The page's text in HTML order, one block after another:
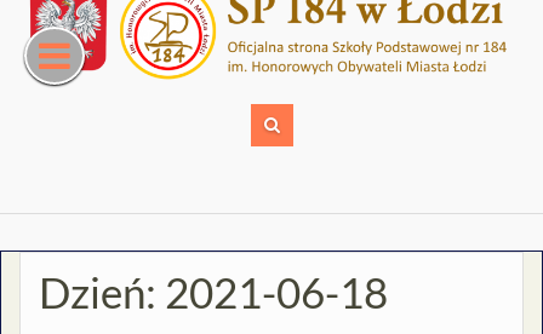
content
Dzień: 2021-06-18